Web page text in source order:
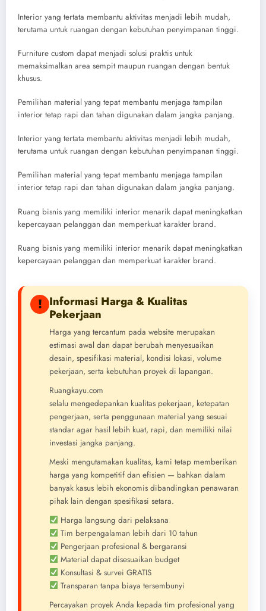
Interior yang tertata membantu aktivitas menjadi lebih mudah,
terutama untuk ruangan dengan kebutuhan penyimpanan tinggi.
Furniture custom dapat menjadi solusi praktis untuk
memaksimalkan area sempit maupun ruangan dengan bentuk
khusus.
Pemilihan material yang tepat membantu menjaga tampilan
interior tetap rapi dan tahan digunakan dalam jangka panjang.
Interior yang tertata membantu aktivitas menjadi lebih mudah,
terutama untuk ruangan dengan kebutuhan penyimpanan tinggi.
Pemilihan material yang tepat membantu menjaga tampilan
interior tetap rapi dan tahan digunakan dalam jangka panjang.
Ruang bisnis yang memiliki interior menarik dapat meningkatkan
kepercayaan pelanggan dan memperkuat karakter brand.
Ruang bisnis yang memiliki interior menarik dapat meningkatkan
kepercayaan pelanggan dan memperkuat karakter brand.
! Informasi Harga & Kualitas
Pekerjaan
Harga yang tercantum pada website merupakan
estimasi awal dan dapat berubah menyesuaikan
desain, spesifikasi material, kondisi lokasi, volume
pekerjaan, serta kebutuhan proyek di lapangan.
Ruangkayu.com
selalu mengedepankan kualitas pekerjaan, ketepatan
pengerjaan, serta penggunaan material yang sesuai
standar agar hasil lebih kuat, rapi, dan memiliki nilai
investasi jangka panjang.
Meski mengutamakan kualitas, kami tetap memberikan
harga yang kompetitif dan efisien — bahkan dalam
banyak kasus lebih ekonomis dibandingkan penawaran
pihak lain dengan spesifikasi setara.
Harga langsung dari pelaksana
Tim berpengalaman lebih dari 10 tahun
Pengerjaan profesional & bergaransi
Material dapat disesuaikan budget
Konsultasi & survei GRATIS
Transparan tanpa biaya tersembunyi
Percayakan proyek Anda kepada tim profesional yang